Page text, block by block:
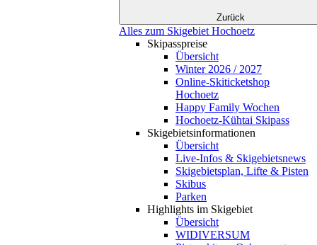
Zurück
Alles zum Skigebiet Hochoetz
Skipasspreise
Übersicht
Winter 2026 / 2027
Online-Skiticketshop
Hochoetz
Happy Family Wochen
Hochoetz-Kühtai Skipass
Skigebietsinformationen
Übersicht
Live-Infos & Skigebietsnews
Skigebietsplan, Lifte & Pisten
Skibus
Parken
Highlights im Skigebiet
Übersicht
WIDIVERSUM